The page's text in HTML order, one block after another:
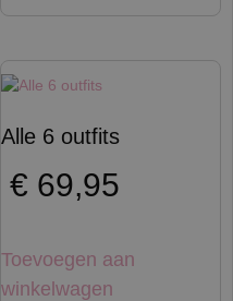
Alle 6 outfits
€ 69,95
Toevoegen aan
winkelwagen